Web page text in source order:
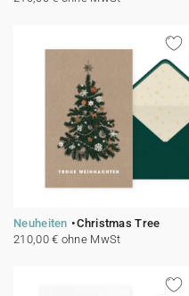
Neuheiten
Christmas Tree
210,00 € ohne MwSt